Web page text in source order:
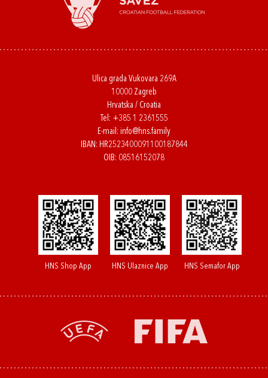
Ulica grada Vukovara 269A
10000 Zagreb
Hrvatska / Croatia
Tel: +385 1 2361555
E-mail: info@hns.family
IBAN: HR2523400091100187844
OIB: 08516152078
HNS Shop App HNS Ulaznice App HNS Semafor App